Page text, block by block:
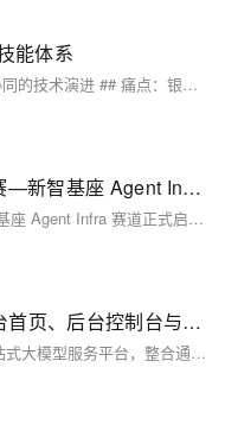
能体系
# 银行AI智能体架构实战：从单体到Skill协同的技术演进 ## 痛点：银行IT架构的三重困境 走在任何一家银行的科技部走廊里，你都能听到同样的叹息：系统又慢了、需求又排不上、监管又来查了。这不是某一家银行的困境，而是整个银行业IT架构的共性问题。我们把它拆解为三重困境。 **困境一：单体系
2026 GOAI 世界人工智能开源大赛—新智基座 Agent Infra 赛道正式启动！ ¥190万总奖池等你挑战!
2026 GOAI 世界人工智能开源大赛—新智基座 Agent Infra 赛道正式启动！¥190万总奖池等你挑战!
阿里云百炼官网两大入口详解 平台首页、后台控制台与API Key使用教程
阿里云百炼是面向企业与开发者打造的一站式大模型服务平台，整合通义千问系列、视觉模型、语音模型等多款优质大模型，同时提供模型体验、应用开发、智能体搭建、模型调优、批量推理等全链路能力，也是目前国内主流的大模型服务底座之一。想要使用百炼平台的各项能力，首先需要区分两大核心登录入口：平台介绍首页与管理控制台，两个入口定位不同、功能划分清晰，对应新手体验、开发者对接、企业运维等不同使用场景。